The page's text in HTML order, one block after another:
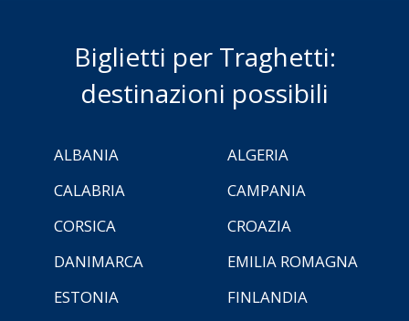
Biglietti per Traghetti:
destinazioni possibili
ALBANIA
ALGERIA
CALABRIA
CAMPANIA
CORSICA
CROAZIA
DANIMARCA
EMILIA ROMAGNA
ESTONIA
FINLANDIA